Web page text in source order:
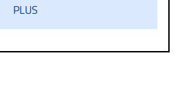
politique de modération,
le site vous dérange, prenez
par courriel (info@droit-
PLUS